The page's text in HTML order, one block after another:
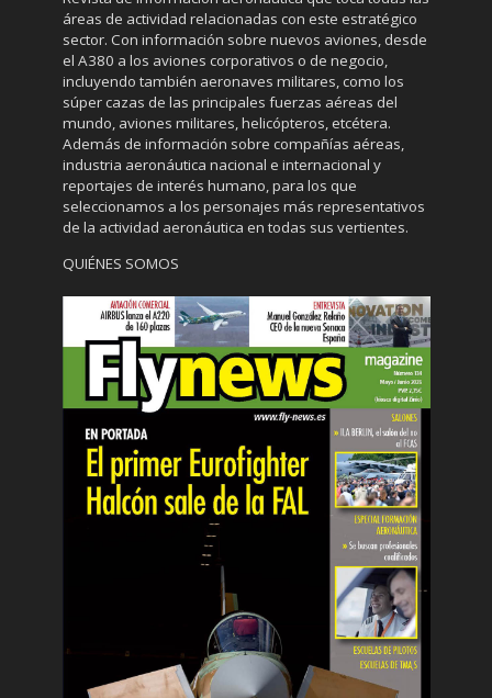
áreas de actividad relacionadas con este estratégico
sector. Con información sobre nuevos aviones, desde
el A380 a los aviones corporativos o de negocio,
incluyendo también aeronaves militares, como los
súper cazas de las principales fuerzas aéreas del
mundo, aviones militares, helicópteros, etcétera.
Además de información sobre compañías aéreas,
industria aeronáutica nacional e internacional y
reportajes de interés humano, para los que
seleccionamos a los personajes más representativos
de la actividad aeronáutica en todas sus vertientes.
QUIÉNES SOMOS